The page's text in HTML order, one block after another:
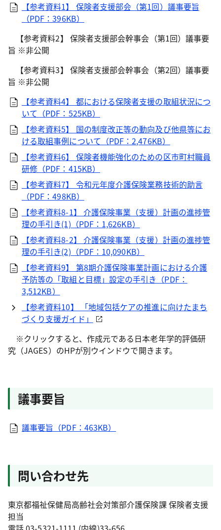
【参考資料1】 保険者支援部会（第1回）議事要旨
（PDF：396KB）
【参考資料2】 保険者支援部会幹事会（第1回）議事要
旨 ※非公開
【参考資料3】 保険者支援部会幹事会（第2回）議事要
旨 ※非公開
【参考資料4】 都における保険者支援の取組状況につ
いて（PDF：525KB）
【参考資料5】 国の制度改正等の動向及び他県等にお
ける取組事例について（PDF：2,476KB）
【参考資料6】 保険者機能強化のための区市町村職員
研修（PDF：415KB）
【参考資料7】 令和元年度介護保険業務技術的助言
（PDF：498KB）
【参考資料8-1】 介護保険事業（支援）計画の進捗管
理の手引き(1)（PDF：1,626KB）
【参考資料8-2】 介護保険事業（支援）計画の進捗管
理の手引き(2)（PDF：10,090KB）
【参考資料9】 第8期介護保険事業計画における介護
予防等の「取組と目標」設定の手引き（PDF：
3,512KB）
【参考資料10】 「地域包括ケアの推進に向けたまち
づくり支援ガイド」
※クリックすると、作成元である日本老年学的評価研
究（JAGES）のHPが別ウインドウで開きます。
議事要旨
議事要旨（PDF：463KB）
問い合わせ先
東京都福祉保健局高齢社会対策部介護保険課 保険者支援
担当